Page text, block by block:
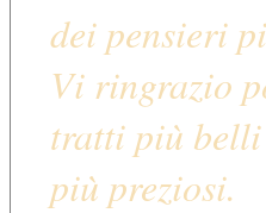
dei pensieri
Vi ringrazio
tratti più belli
più preziosi.